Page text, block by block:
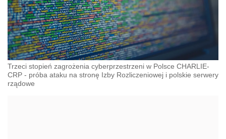
Trzeci stopień zagrożenia cyberprzestrzeni w Polsce CHARLIE-
CRP - próba ataku na stronę Izby Rozliczeniowej i polskie serwery
rządowe